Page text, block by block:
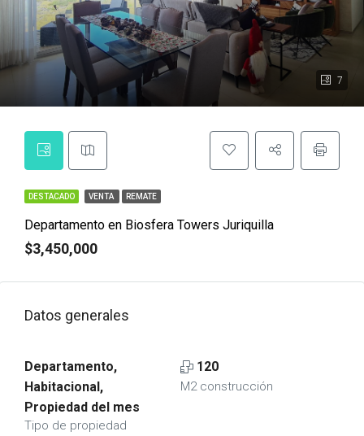
7
DESTACADO VENTA REMATE
Departamento en Biosfera Towers Juriquilla
$3,450,000
Datos generales
Departamento,
Habitacional,
Propiedad del mes
Tipo de propiedad
120
M2 construcción